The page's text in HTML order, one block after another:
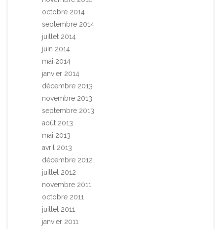
octobre 2014
septembre 2014
juillet 2014
juin 2014
mai 2014
janvier 2014
décembre 2013
novembre 2013
septembre 2013
août 2013
mai 2013
avril 2013
décembre 2012
juillet 2012
novembre 2011
octobre 2011
juillet 2011
janvier 2011